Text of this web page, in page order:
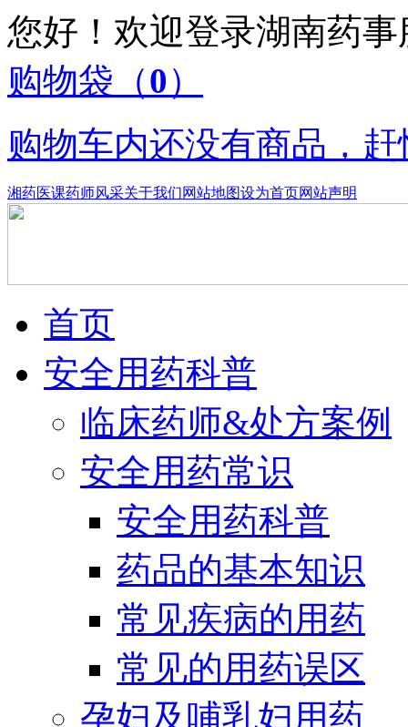
您好！欢迎登录湖南药
购物袋 （0）
购物车内还没有商品，
湘药医课药师风采关于我们网站地图设为首页网站声明
首页
安全用药科普
临床药师&处方案例
安全用药常识
安全用药科普
药品的基本知识
常见疾病的用药
常见的用药误区
孕妇及哺乳妇用药